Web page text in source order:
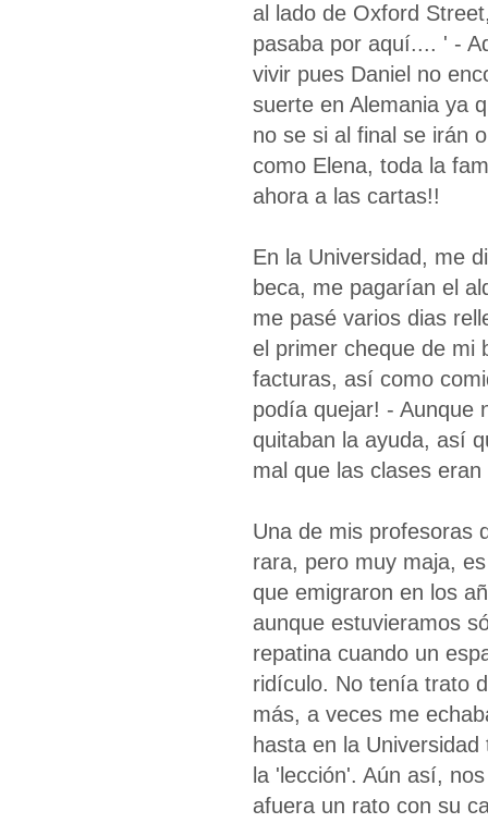
al lado de Oxford
pasaba por aquí.... ' -
vivir pues Daniel no
suerte en Alemania ya
no se si al final se irán
como Elena, toda la
ahora a las cartas!!
En la Universidad, me
beca, me pagarían el
me pasé varios dias
el primer cheque de mi
facturas, así como
podía quejar! - Aunque
quitaban la ayuda, así
mal que las clases
Una de mis profesoras
rara, pero muy maja,
que emigraron en los
aunque estuvieramos
repatina cuando un
ridículo. No tenía trato
más, a veces me
hasta en la
la 'lección'. Aún así,
afuera un rato con su